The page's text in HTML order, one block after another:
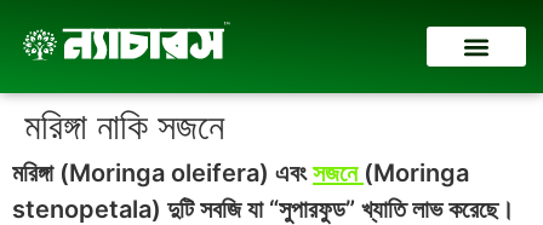
মরিঙ্গা নাকি সজনে
মরিঙ্গা (Moringa oleifera) এবংসজনে (Moringa
stenopetala) দুটি সবজি যা “সুপারফুড” খ্যাতি লাভ করেছে।